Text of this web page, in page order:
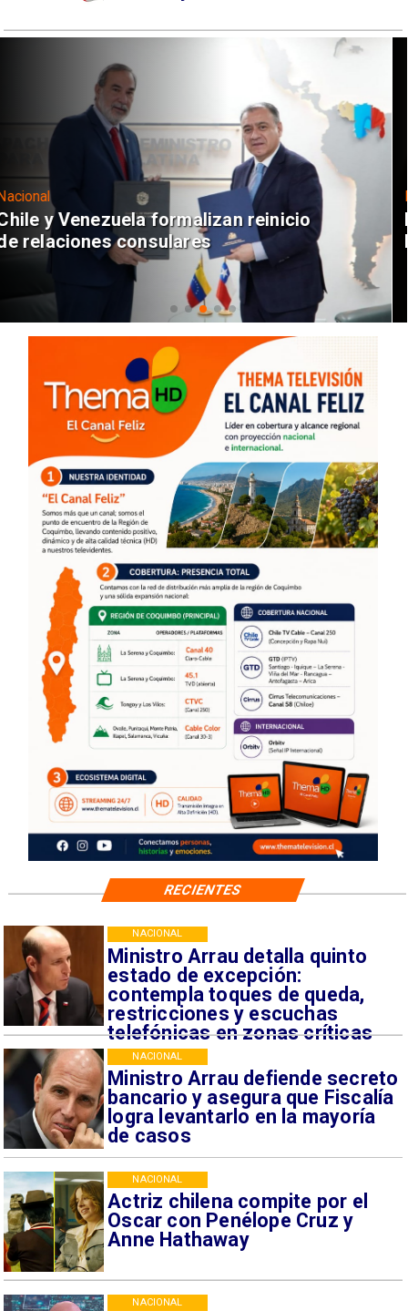
Nacional
Feriantes rechazan dichos de Camila
Flores sobre Fabiola Campillai
Ministro Arrau detalla quinto
estado de excepción:
contempla toques de queda,
restricciones y escuchas
telefónicas en zonas críticas
NACIONAL
Ministro Arrau defiende secreto
bancario y asegura que Fiscalía
logra levantarlo en la mayoría
de casos
NACIONAL
Actriz chilena compite por el
Oscar con Penélope Cruz y
Anne Hathaway
NACIONAL
NACIONAL
RECIENTES